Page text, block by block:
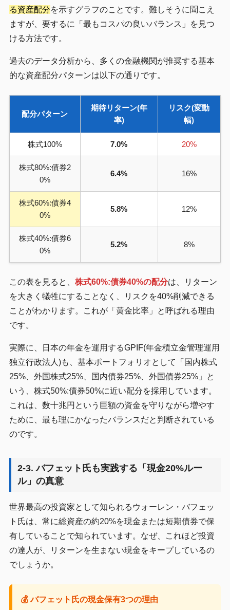
る資産配分を示すグラフのことです。難しそうに聞こえ
ますが、要するに「最もコスパの良いバランス」を見つ
ける方法です。
過去のデータ分析から、多くの金融機関が推奨する基本
的な資産配分パターンは以下の通りです。
配分パターン
期待リターン(年
率)
リスク(変動
幅)
株式100% 7.0% 20%
株式80%:債券2
0%
6.4% 16%
株式60%:債券4
0%
5.8% 12%
株式40%:債券6
0%
5.2% 8%
この表を見ると、 株式60%:債券40%の配分は、リターン
を大きく犠牲にすることなく、リスクを40%削減できる
ことがわかります。これが「黄金比率」と呼ばれる理由
です。
実際に、日本の年金を運用するGPIF(年金積立金管理運用
独立行政法人)も、基本ポートフォリオとして「国内株式
25%、外国株式25%、国内債券25%、外国債券25%」と
いう、株式50%:債券50%に近い配分を採用しています。
これは、数十兆円という巨額の資金を守りながら増やす
ために、最も理にかなったバランスだと判断されている
のです。
2-3. バフェット氏も実践する「現金20%ルー
ル」の真意
世界最高の投資家として知られるウォーレン・バフェッ
ト氏は、常に総資産の約20%を現金または短期債券で保
有していることで知られています。なぜ、これほど投資
の達人が、リターンを生まない現金をキープしているの
でしょうか。
💰 バフェット氏の現金保有3つの理由